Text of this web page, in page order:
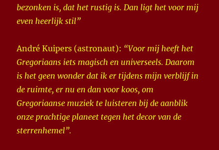
bezonken is, dat het rustig is. Dan ligt het voor mij
even heerlijk stil”
André Kuipers (astronaut): “Voor mij heeft het
Gregoriaans iets magisch en universeels. Daarom
is het geen wonder dat ik er tijdens mijn verblijf in
de ruimte, er nu en dan voor koos, om
Gregoriaanse muziek te luisteren bij de aanblik
onze prachtige planeet tegen het decor van de
sterrenhemel”.